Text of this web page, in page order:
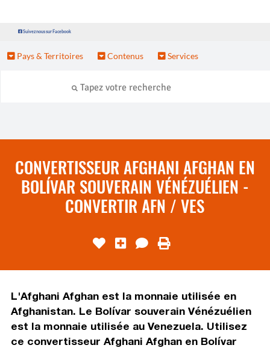
Suivez nous sur Facebook
Pays & Territoires Contenus Services
CONVERTISSEUR AFGHANI AFGHAN EN
BOLÍVAR SOUVERAIN VÉNÉZUÉLIEN -
CONVERTIR AFN / VES
L'Afghani Afghan est la monnaie utilisée en
Afghanistan. Le Bolívar souverain Vénézuélien
est la monnaie utilisée au Venezuela. Utilisez
ce convertisseur Afghani Afghan en Bolívar